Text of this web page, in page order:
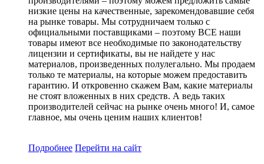
низкие цены на качественные, зарекомендовавшие себя
на рынке товары. Мы сотрудничаем только с
официальными поставщиками – поэтому ВСЕ наши
товары имеют все необходимые по законодательству
лицензии и сертификаты, вы не найдете у нас
материалов, произведенных полулегально. Мы продаем
только те материалы, на которые можем предоставить
гарантию. И откровенно скажем Вам, какие материалы
не стоят вложенных в них средств. А ведь таких
производителей сейчас на рынке очень много! И, самое
главное, мы очень ценим наших клиентов!
Подробнее Перейти на сайт